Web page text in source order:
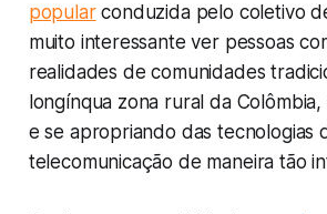
popularconduzida pelo coletivo
muito interessante ver pessoas
realidades de comunidades
longínqua zona rural da
e se apropriando das tecnologias
telecomunicação de maneira tão